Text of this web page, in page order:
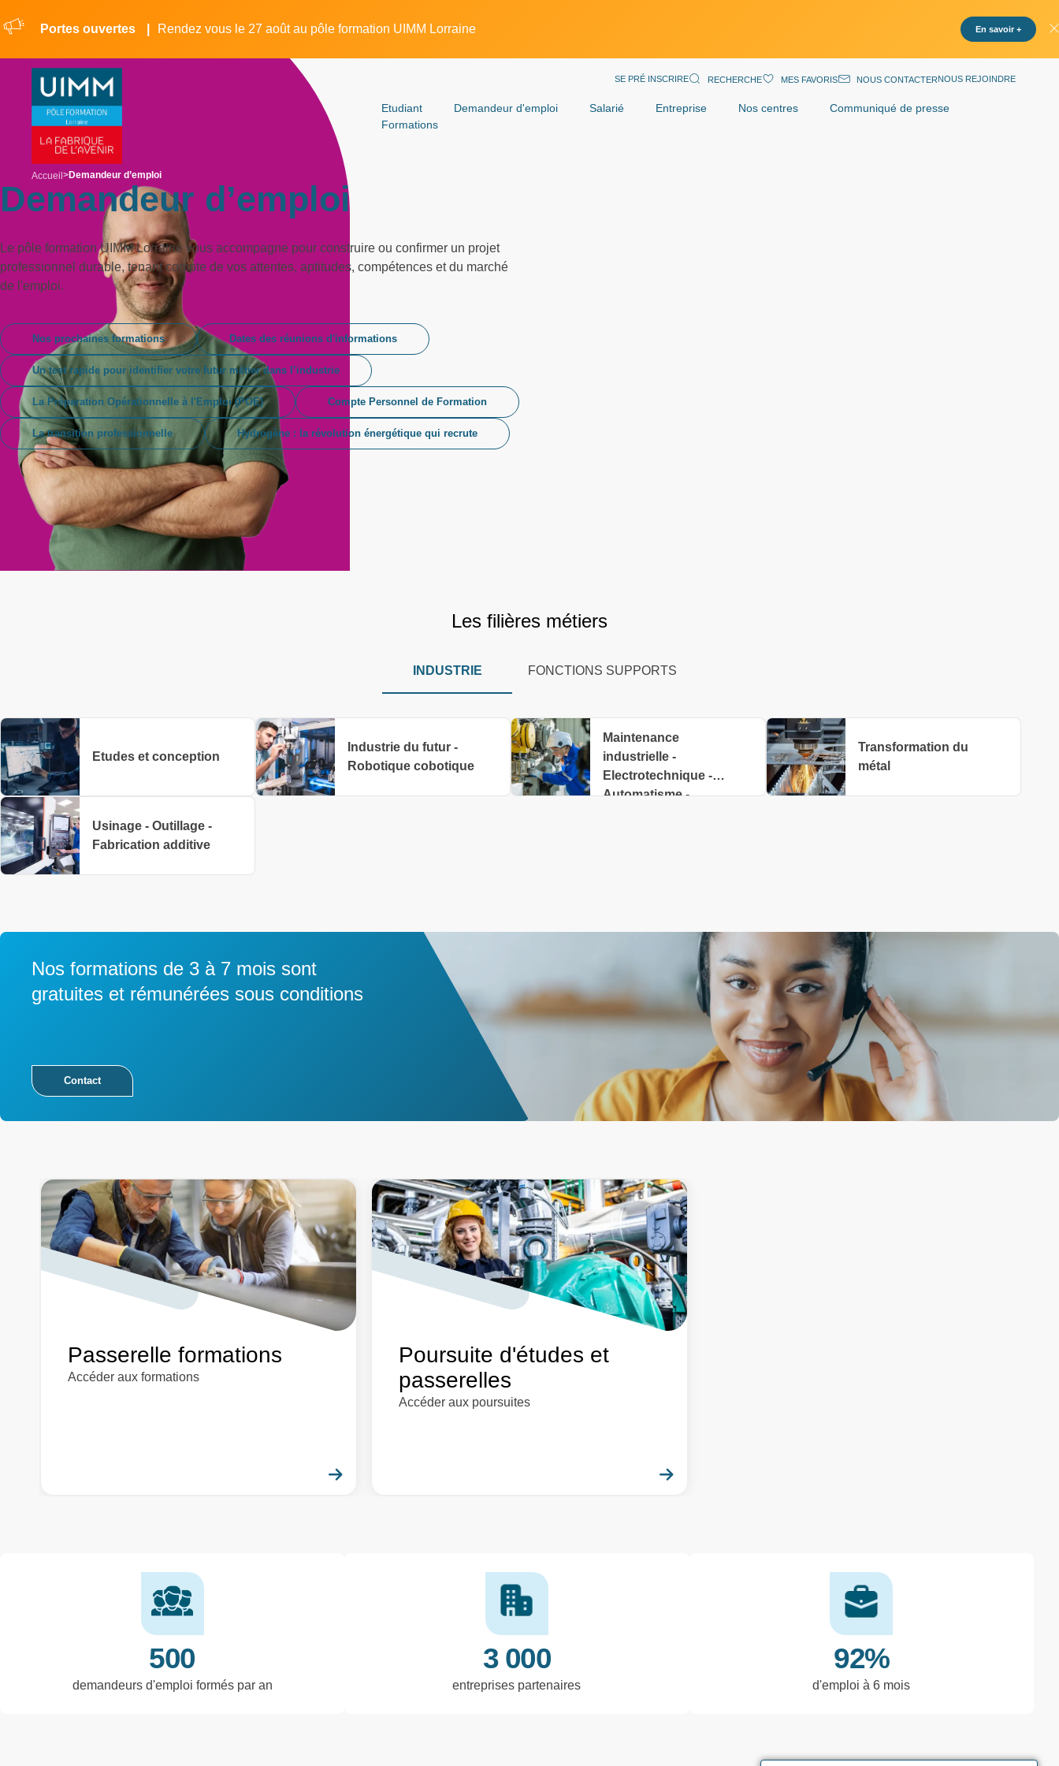
au
principal
Portes ouvertes Rendez vous le 27 août au pôle formation UIMM Lorraine En savoir +
SE PRÉ INSCRIRE RECHERCHE MES FAVORIS NOUS CONTACTERNOUS REJOINDRE
Etudiant Demandeur d'emploi Salarié Entreprise Nos centres
Communiqué de presse
Formations
breadcrumb
Accueil Demandeur d’emploi
Demandeur d’emploi
Le pôle formation UIMM Lorraine vous accompagne pour construire ou confirmer un projet
professionnel durable, tenant compte de vos attentes, aptitudes, compétences et du marché
de l'emploi.
Nos prochaines formations Dates des réunions d'informations
Un test rapide pour identifier votre futur métier dans l’industrie
La Préparation Opérationnelle à l'Emploi (POE) Compte Personnel de Formation
La transition professionnelle Hydrogène : la révolution énergétique qui recrute
Les filières métiers
INDUSTRIE FONCTIONS SUPPORTS
Etudes et conception
Industrie du futur -
Robotique cobotique
Maintenance
industrielle -
Electrotechnique -
Automatisme -
Transformation du
métal
Usinage - Outillage -
Fabrication additive
Nos formations de 3 à 7 mois sont
gratuites et rémunérées sous conditions
Contact
Passerelle formations
Accéder aux formations
Poursuite d'études et
passerelles
Accéder aux poursuites
500
demandeurs d'emploi formés par an
3 000
entreprises partenaires
92%
d'emploi à 6 mois